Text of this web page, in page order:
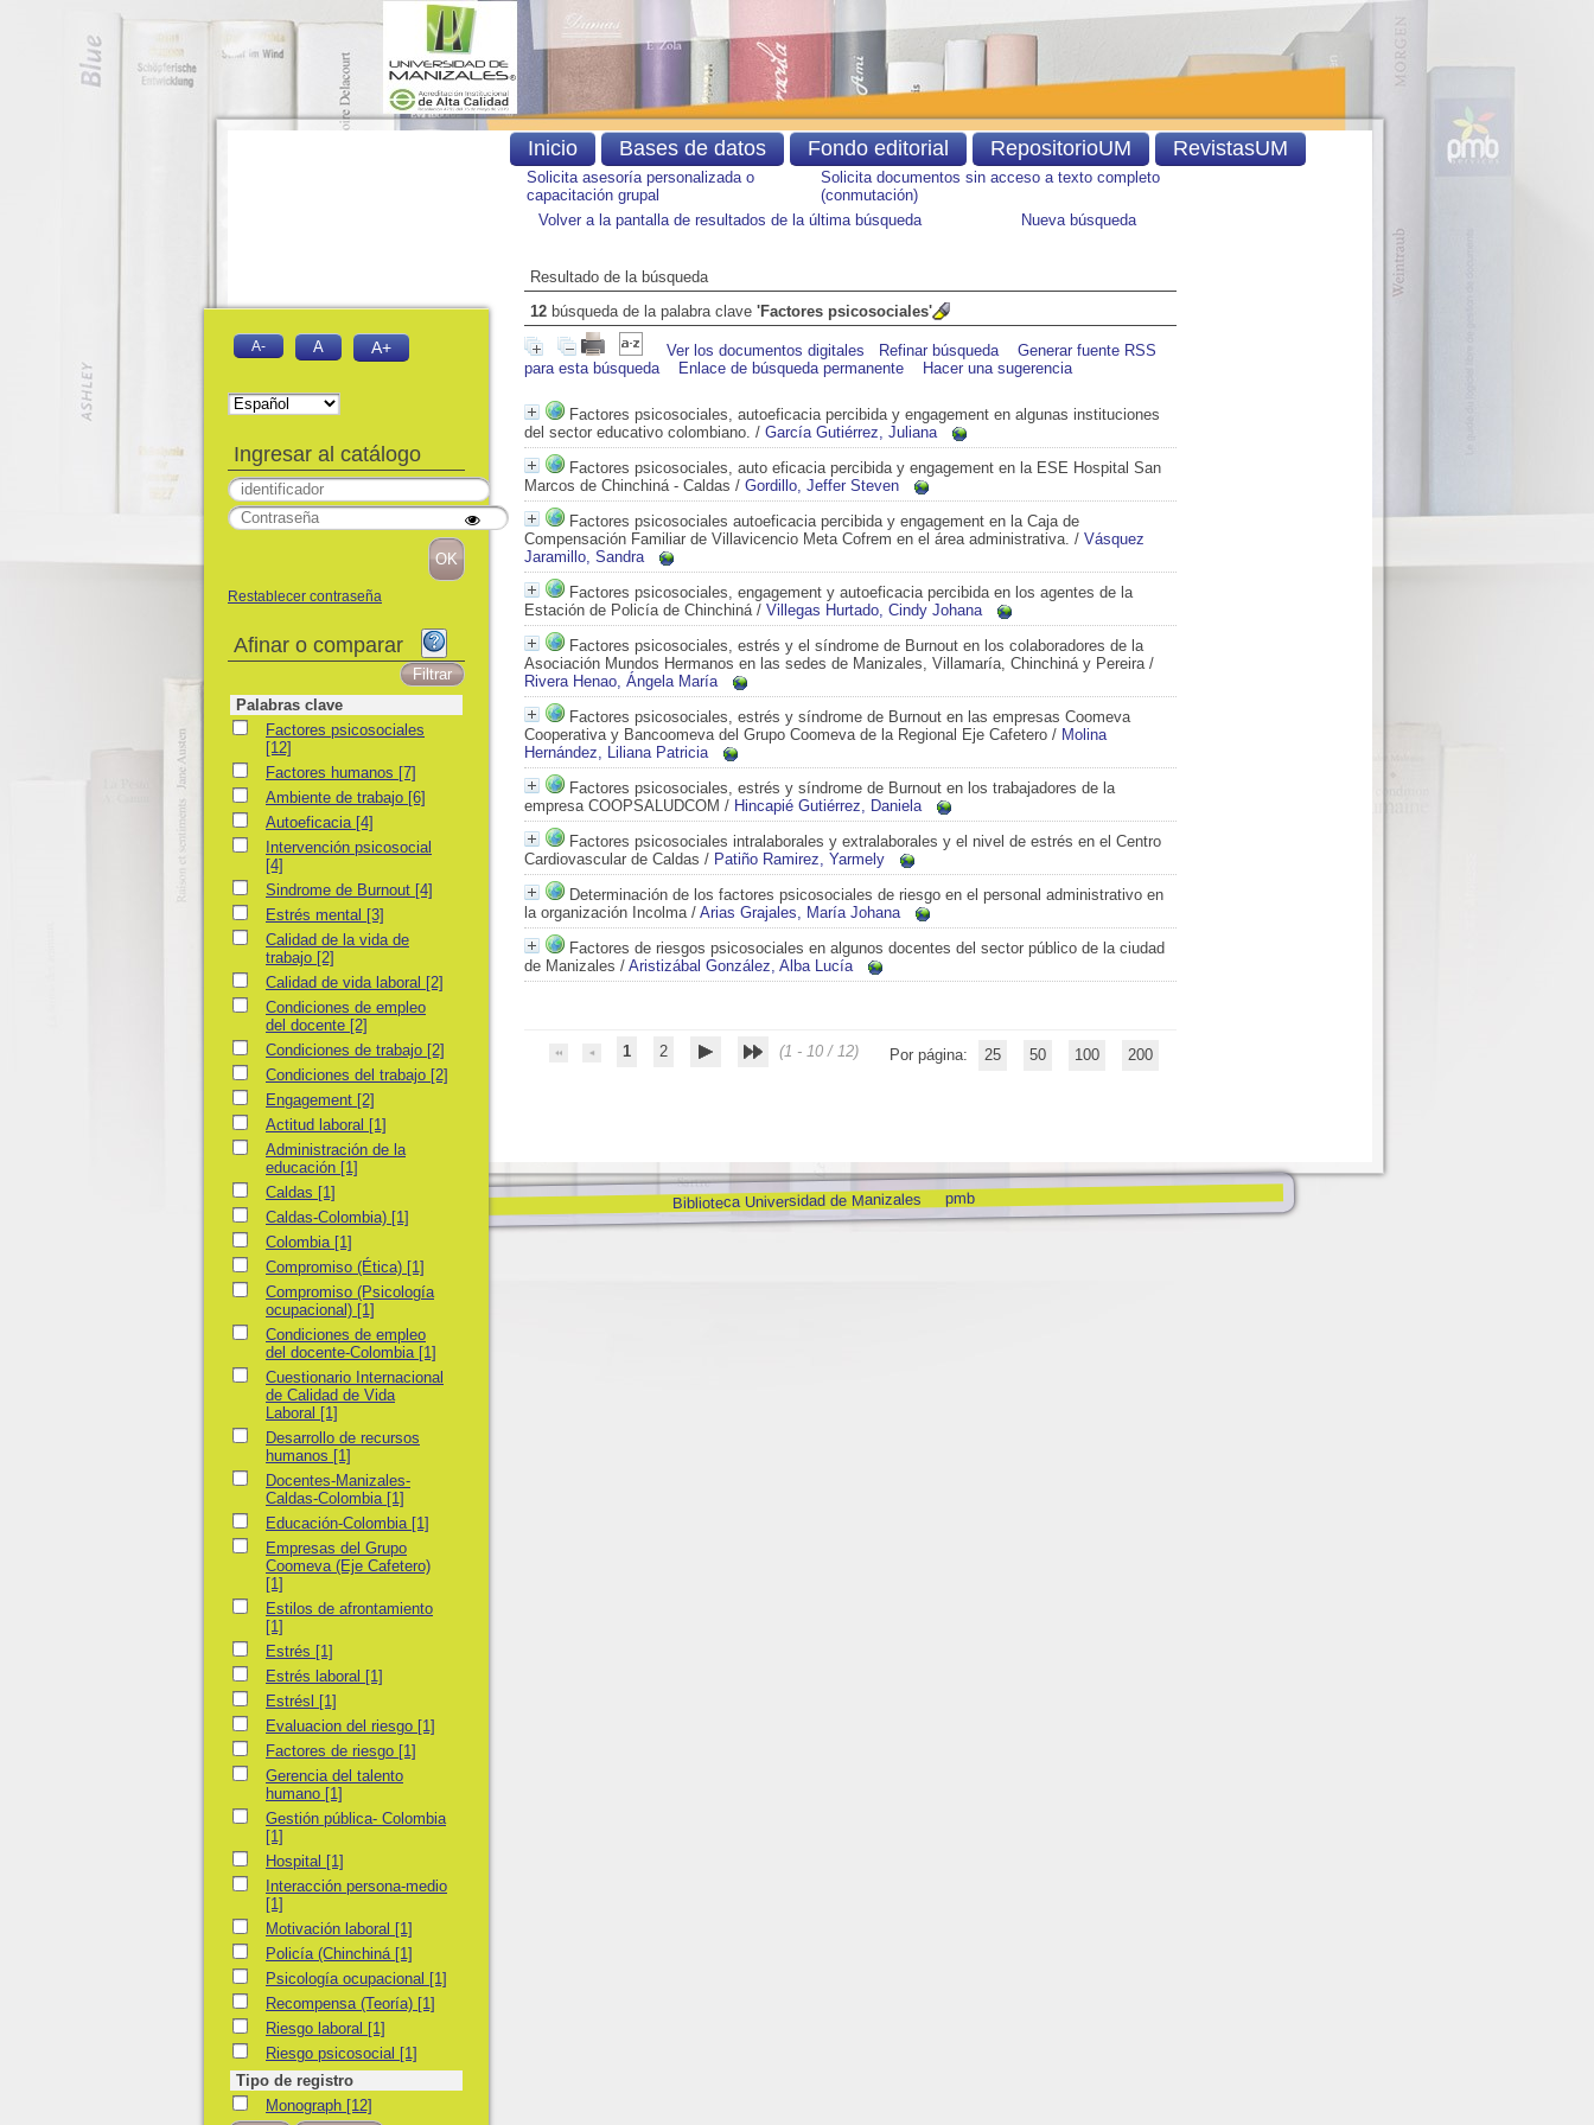
Solicita asesoría personalizada o
capacitación grupal
Solicita documentos sin acceso a texto completo
(conmutación)
Volver a la pantalla de resultados de la última búsqueda
Nueva búsqueda
Resultado de la búsqueda
12 búsqueda de la palabra clave 'Factores psicosociales'
Ver los documentos digitales Refinar búsqueda
Generar fuente RSS
para esta búsqueda
Enlace de búsqueda permanente Hacer una sugerencia
Factores psicosociales, autoeficacia percibida y engagement en algunas instituciones
del sector educativo colombiano. / García Gutiérrez, Juliana
Factores psicosociales, auto eficacia percibida y engagement en la ESE Hospital San
Marcos de Chinchiná - Caldas / Gordillo, Jeffer Steven
Factores psicosociales autoeficacia percibida y engagement en la Caja de
Compensación Familiar de Villavicencio Meta Cofrem en el área administrativa. / Vásquez
Jaramillo, Sandra
Factores psicosociales, engagement y autoeficacia percibida en los agentes de la
Estación de Policía de Chinchiná/ Villegas Hurtado, Cindy Johana
Factores psicosociales, estrés y el síndrome de Burnout en los colaboradores de la
Asociación Mundos Hermanos en las sedes de Manizales, Villamaría, Chinchiná y Pereira/
Rivera Henao, Ángela María
Factores psicosociales, estrés y síndrome de Burnout en las empresas Coomeva
Cooperativa y Bancoomeva del Grupo Coomeva de la Regional Eje Cafetero / Molina
Hernández, Liliana Patricia
Factores psicosociales, estrés y síndrome de Burnout en los trabajadores de la
empresa COOPSALUDCOM / Hincapié Gutiérrez, Daniela
Factores psicosociales intralaborales y extralaborales y el nivel de estrés en el Centro
Cardiovascular de Caldas / Patiño Ramirez, Yarmely
Determinación de los factores psicosociales de riesgo en el personal administrativo en
la organización Incolma/ Arias Grajales, María Johana
Factores de riesgos psicosociales en algunos docentes del sector público de la ciudad
de Manizales / Aristizábal González, Alba Lucía
1 2 (1 - 10 / 12) Por página: 25 50 100 200
Biblioteca Universidad de Manizales pmb
Inicio Bases de datos Fondo editorial RepositorioUM RevistasUM
A- A A+
Ingresar al catálogo
Restablecer contraseña
Afinar o comparar
Palabras clave
Factores psicosociales
Factores psicosociales
[12]
Factores humanos
Factores humanos [7]
Ambiente de trabajo
Ambiente de trabajo [6]
Autoeficacia
Autoeficacia [4]
Intervención psicosocial
Intervención psicosocial
[4]
Sindrome de Burnout
Sindrome de Burnout [4]
Estrés mental
Estrés mental [3]
Calidad de la vida de trabajo
Calidad de la vida de
trabajo [2]
Calidad de vida laboral
Calidad de vida laboral [2]
Condiciones de empleo del docente
Condiciones de empleo
del docente [2]
Condiciones de trabajo
Condiciones de trabajo [2]
Condiciones del trabajo
Condiciones del trabajo [2]
Engagement
Engagement [2]
Actitud laboral
Actitud laboral [1]
Administración de la educación
Administración de la
educación [1]
CaldasCaldas [1]
Caldas-Colombia)
Caldas-Colombia) [1]
ColombiaColombia [1]
Compromiso (Ética)
Compromiso (Ética) [1]
Compromiso (Psicología ocupacional)
Compromiso (Psicología
ocupacional) [1]
Condiciones de empleo del docente-Colombia
Condiciones de empleo
del docente-Colombia [1]
Cuestionario Internacional de Calidad de Vida Laboral
Cuestionario Internacional
de Calidad de Vida
Laboral [1]
Desarrollo de recursos humanos
Desarrollo de recursos
humanos [1]
Docentes-Manizales-Caldas-Colombia
Docentes-Manizales-
Caldas-Colombia [1]
Educación-Colombia
Educación-Colombia [1]
Empresas del Grupo Coomeva (Eje Cafetero)
Empresas del Grupo
Coomeva (Eje Cafetero)
[1]
Estilos de afrontamiento
Estilos de afrontamiento
[1]
EstrésEstrés [1]
Estrés laboral
Estrés laboral [1]
EstréslEstrésl
[1]
Evaluacion del riesgo
Evaluacion del riesgo [1]
Factores de riesgo
Factores de riesgo [1]
Gerencia del talento humano
Gerencia del talento
humano [1]
Gestión pública- Colombia
Gestión pública- Colombia
[1]
HospitalHospital [1]
Interacción persona-medio
Interacción persona-medio
[1]
Motivación laboral
Motivación laboral [1]
Policía (Chinchiná
Policía (Chinchiná [1]
Psicología ocupacional
Psicología ocupacional [1]
Recompensa (Teoría)
Recompensa (Teoría) [1]
Riesgo laboral
Riesgo laboral [1]
Riesgo psicosocial
Riesgo psicosocial [1]
Tipo de registro
Monograph
Monograph [12]